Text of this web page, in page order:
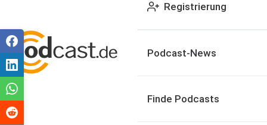
Registrierung
Podcast-News
Finde Podcasts